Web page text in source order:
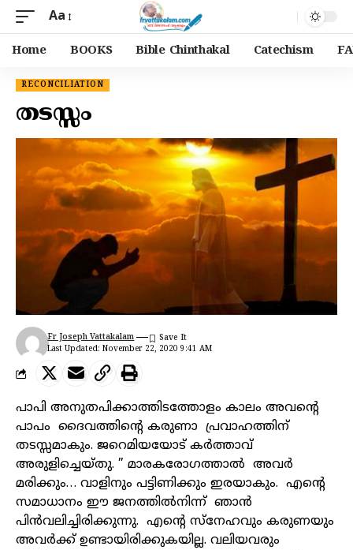
Aa
Home BOOKS Bible Chinthakal Catechism
RECONCILIATION
തടസ്സം
Last Updated: November 22, 2020 9:41 AM
Fr Joseph Vattakalam
പാപി അനുതപിക്കാത്തിടത്തോളം കാലം അവന്റെ
പാപം ദൈവത്തിന്റെ കരുണാ പ്രവാഹത്തിന്
തടസ്സമാകും. ജറെമിയയോട് കർത്താവ്
അരുളിച്ചെയ്തു. ” മാരകരോഗത്താൽ അവർ
മരിക്കും… വാളിനും പട്ടിണിക്കും ഇരയാകും. എന്റെ
സമാധാനം ഈ ജനത്തിൽനിന്ന് ഞാൻ
പിൻവലിച്ചിരിക്കുന്നു. എന്റെ സ്നേഹവും കരുണയും
അവർക്ക് ഉണ്ടായിരിക്കുകയില്ല. വലിയവരും